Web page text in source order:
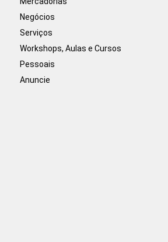
Negócios
Serviços
Workshops, Aulas e Cursos
Pessoais
Anuncie